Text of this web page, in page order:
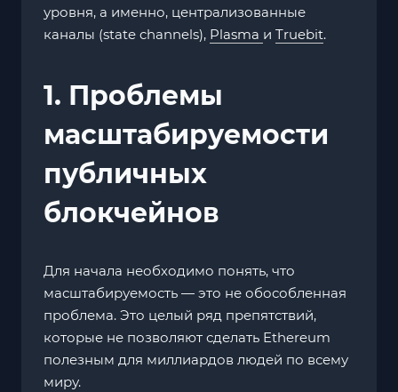
уровня, а именно, централизованные
каналы (state channels), Plasma и Truebit.
1. Проблемы
масштабируемости
публичных
блокчейнов
Для начала необходимо понять, что
масштабируемость — это не обособленная
проблема. Это целый ряд препятствий,
которые не позволяют сделать Ethereum
полезным для миллиардов людей по всему
миру.